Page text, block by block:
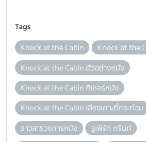
Tags
Knock at the Cabin
Knock at the
Knock at the Cabin ตัวอย่างหนัง
Knock at the Cabin ทีเซอร์หนัง
Knock at the Cabin เสียงเคาะที่กระท่อม
ข่าวสารวงการหนัง
รูเพิร์ท กรินท์